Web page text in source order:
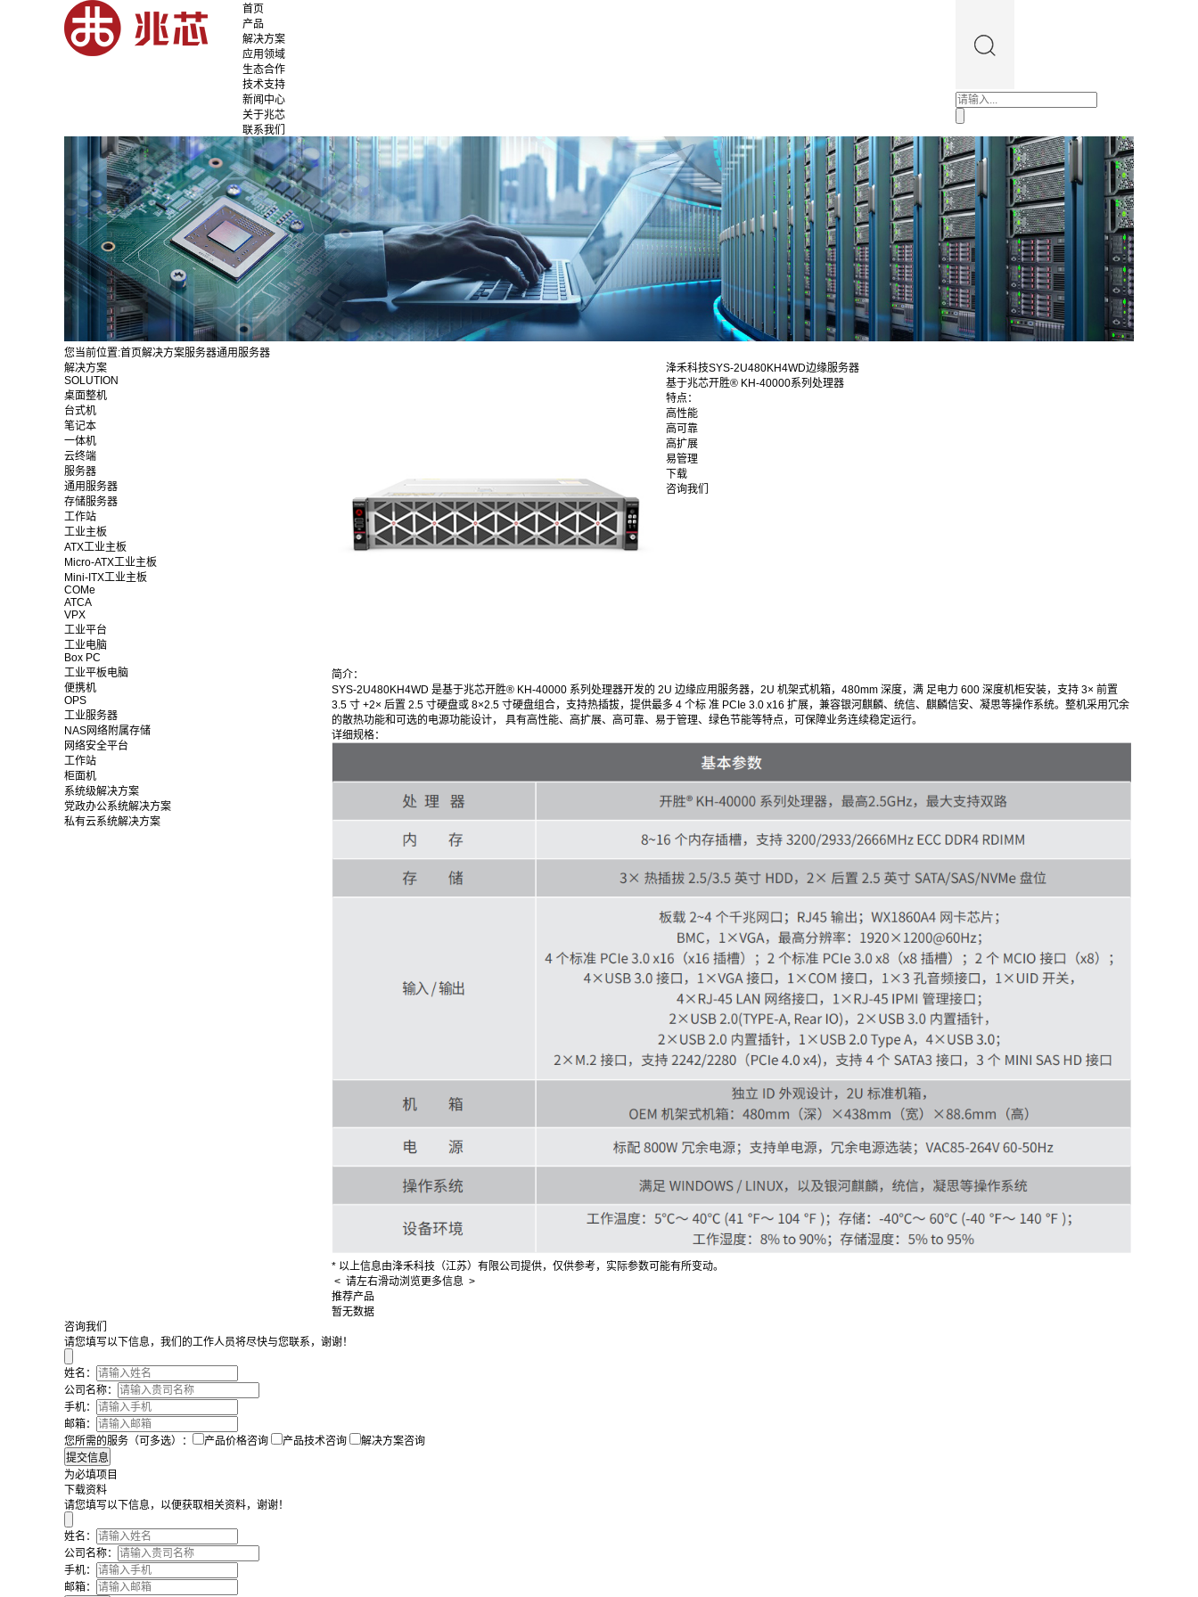
首页
产品
解决方案
应用领域
生态合作
技术支持
新闻中心
关于兆芯
联系我们
您当前位置:首页解决方案服务器通用服务器
解决方案
SOLUTION
桌面整机
台式机
笔记本
一体机
云终端
服务器
通用服务器
存储服务器
工作站
工业主板
ATX工业主板
Micro-ATX工业主板
Mini-ITX工业主板
COMe
ATCA
VPX
工业平台
工业电脑
Box PC
工业平板电脑
便携机
OPS
工业服务器
NAS网络附属存储
网络安全平台
工作站
柜面机
系统级解决方案
党政办公系统解决方案
私有云系统解决方案
浲禾科技SYS-2U480KH4WD边缘服务器
基于兆芯开胜® KH-40000系列处理器
特点：
高性能
高可靠
高扩展
易管理
下载
咨询我们
简介：
SYS-2U480KH4WD 是基于兆芯开胜® KH-40000 系列处理器开发的 2U 边缘应用服务器，2U 机架式机箱，480mm 深度，满 足电力 600 深度机柜安装，支持 3× 前置
3.5 寸 +2× 后置 2.5 寸硬盘或 8×2.5 寸硬盘组合，支持热插拔，提供最多 4 个标 准 PCIe 3.0 x16 扩展，兼容银河麒麟、统信、麒麟信安、凝思等操作系统。整机采用冗余
的散热功能和可选的电源功能设计， 具有高性能、高扩展、高可靠、易于管理、绿色节能等特点，可保障业务连续稳定运行。
详细规格：
* 以上信息由浲禾科技（江苏）有限公司提供，仅供参考，实际参数可能有所变动。
< 请左右滑动浏览更多信息 >
推荐产品
暂无数据
咨询我们
请您填写以下信息，我们的工作人员将尽快与您联系，谢谢！
姓名：
公司名称：
手机：
邮箱：
您所需的服务（可多选）：
产品价格咨询 产品技术咨询 解决方案咨询
为必填项目
下载资料
请您填写以下信息，以便获取相关资料，谢谢！
姓名：
公司名称：
手机：
邮箱：